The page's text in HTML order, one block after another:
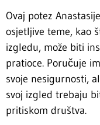
Ovaj potez
osjetljive teme, kao
izgledu, može biti
pratioce. Poručuje
svoje nesigurnosti,
svoj izgled trebaju
pritiskom društva.